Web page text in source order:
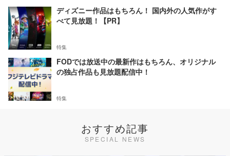
ディズニー作品はもちろん！ 国内外の人気作がす
べて見放題！【PR】
特集
FODでは放送中の最新作はもちろん、オリジナル
の独占作品も見放題配信中！
特集
おすすめ記事
SPECIAL NEWS